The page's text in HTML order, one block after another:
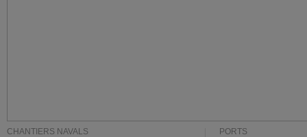
CHANTIERS NAVALS PORTS